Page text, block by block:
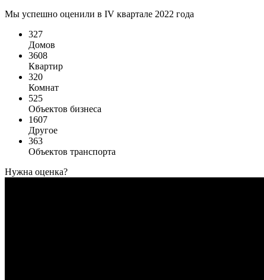
Мы успешно оценили в IV квартале 2022 года
327
Домов
3608
Квартир
320
Комнат
525
Объектов бизнеса
1607
Другое
363
Объектов транспорта
Нужна оценка?